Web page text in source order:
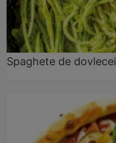
Spaghete de dovlecei